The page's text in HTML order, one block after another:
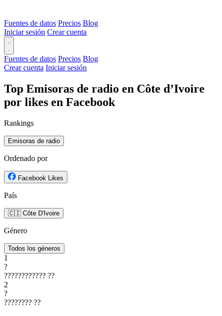
Fuentes de datos Precios Blog
Iniciar sesión Crear cuenta
Fuentes de datos Precios Blog
Crear cuenta Iniciar sesión
Top Emisoras de radio en Côte d’Ivoire
por likes en Facebook
Rankings
Emisoras de radio
Ordenado por
Facebook Likes
País
🇨🇮 Côte D'Ivoire
Género
Todos los géneros
1
?
???????????? ??
2
?
???????? ??